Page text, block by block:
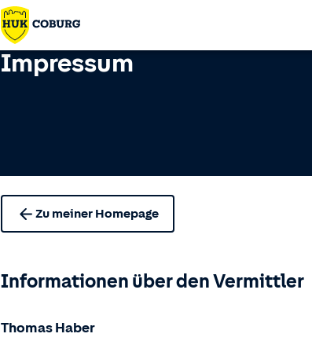
Impressum
Zu meiner Homepage
Informationen über den Vermittler
Thomas Haber